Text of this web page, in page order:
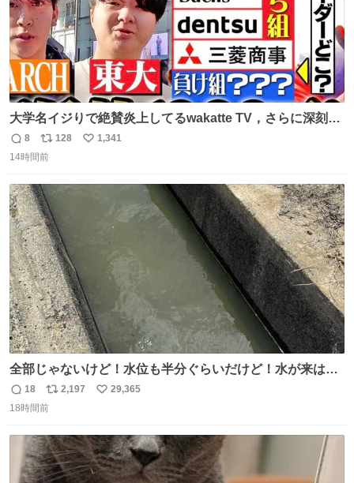
大学名イジりで絶賛炎上してるwakatte TV，さらに深刻な
問題はこっちでは？ ・都内の特定企業に入るのを極度に推
奨し，それ以外の地域で堅実に生きるのを周縁化する ・恋
化する ・院生が研究環境を求め他大学に移るのを批判する
過去例↓
返
信
8
リ
ポ
ト
数
128
い
1,341
14時間前
全部じゃないけど！水位も半分ぐらいだけど！水が来はじ
めたよ！！！ 作業してくれた方々ありがとーーー
ー！！！！！！！！！！！！！！！！！！！！！！！！！
返
信
18
リ
ポ
ト
数
2,197
い
数
29,365
18時間前